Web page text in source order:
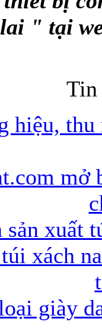
" tại
Tin
hiệu,
xuất
xách
giày